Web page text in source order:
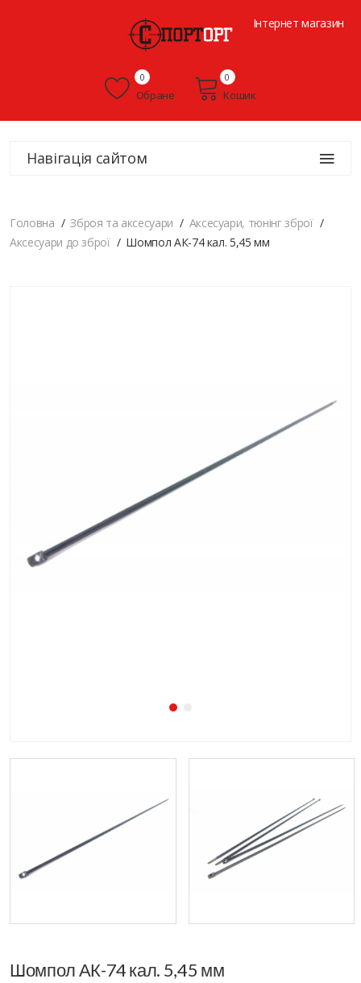
Інтернет магазин
Обране
0
Кошик
0
Навігація сайтом
Головна Зброя та аксесуари
Аксесуари, тюнінг зброї
Аксесуари до зброї
Шомпол АК-74 кал. 5,45 мм
Шомпол АК-74 кал. 5,45 мм